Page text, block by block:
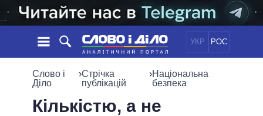
УКР РОС
НОВИНИ
СТРІЧКА
Слово і
Діло
›Стрічка
публікацій
›Національна
безпека
Кількістю, а не